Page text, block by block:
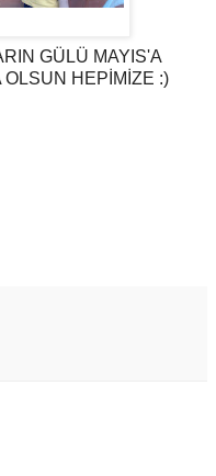
GÜLÜ MAYIS'A
HEPİMİZE :)